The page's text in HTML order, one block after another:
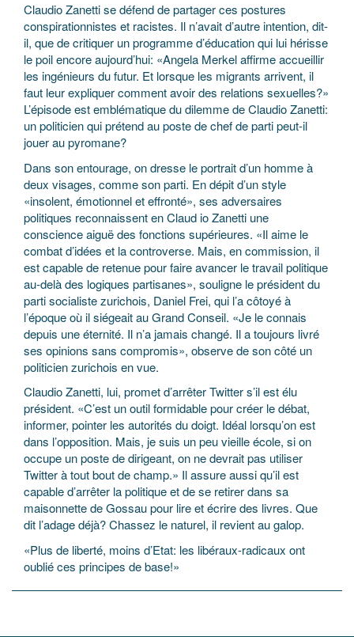
Claudio Zanetti se défend de partager ces postures
conspirationnistes et racistes. Il n’avait d’autre intention, dit-
il, que de critiquer un programme d’éducation qui lui hérisse
le poil encore aujourd’hui: «Angela Merkel affirme accueillir
les ingénieurs du futur. Et lorsque les migrants arrivent, il
faut leur expliquer comment avoir des relations sexuelles?»
L’épisode est emblématique du dilemme de Claudio Zanetti:
un politicien qui prétend au poste de chef de parti peut-il
jouer au pyromane?
Dans son entourage, on dresse le portrait d’un homme à
deux visages, comme son parti. En dépit d’un style
«insolent, émotionnel et effronté», ses adversaires
politiques reconnaissent en Claud io Zanetti une
conscience aiguë des fonctions supérieures. «Il aime le
combat d’idées et la controverse. Mais, en commission, il
est capable de retenue pour faire avancer le travail politique
au-delà des logiques partisanes», souligne le président du
parti socialiste zurichois, Daniel Frei, qui l’a côtoyé à
l’époque où il siégeait au Grand Conseil. «Je le connais
depuis une éternité. Il n’a jamais changé. Il a toujours livré
ses opinions sans compromis», observe de son côté un
politicien zurichois en vue.
Claudio Zanetti, lui, promet d’arrêter Twitter s’il est élu
président. «C’est un outil formidable pour créer le débat,
informer, pointer les autorités du doigt. Idéal lorsqu’on est
dans l’opposition. Mais, je suis un peu vieille école, si on
occupe un poste de dirigeant, on ne devrait pas utiliser
Twitter à tout bout de champ.» Il assure aussi qu’il est
capable d’arrêter la politique et de se retirer dans sa
maisonnette de Gossau pour lire et écrire des livres. Que
dit l’adage déjà? Chassez le naturel, il revient au galop.
«Plus de liberté, moins d’Etat: les libéraux-radicaux ont
oublié ces principes de base!»